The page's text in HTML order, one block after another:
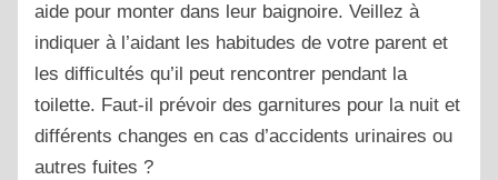
aide pour monter dans leur baignoire. Veillez à
indiquer à l’aidant les habitudes de votre parent et
les difficultés qu’il peut rencontrer pendant la
toilette. Faut-il prévoir des garnitures pour la nuit et
différents changes en cas d’accidents urinaires ou
autres fuites ?